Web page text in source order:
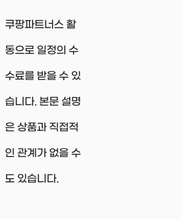
쿠팡파트너스 활
동으로 일정의 수
수료를 받을 수 있
습니다. 본문 설명
은 상품과 직접적
인 관계가 없을 수
도 있습니다.